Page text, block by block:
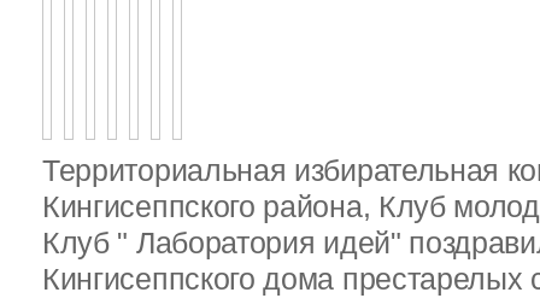
Территориальная избирательная
Кингисеппского района, Клуб
Клуб " Лаборатория идей"
Кингисеппского дома